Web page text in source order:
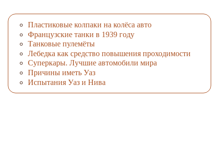
Пластиковые колпаки на колёса авто
Французские танки в 1939 году
Танковые пулемёты
Лебедка как средство повышения проходимости
Суперкары. Лучшие автомобили мира
Причины иметь Уаз
Испытания Уаз и Нива